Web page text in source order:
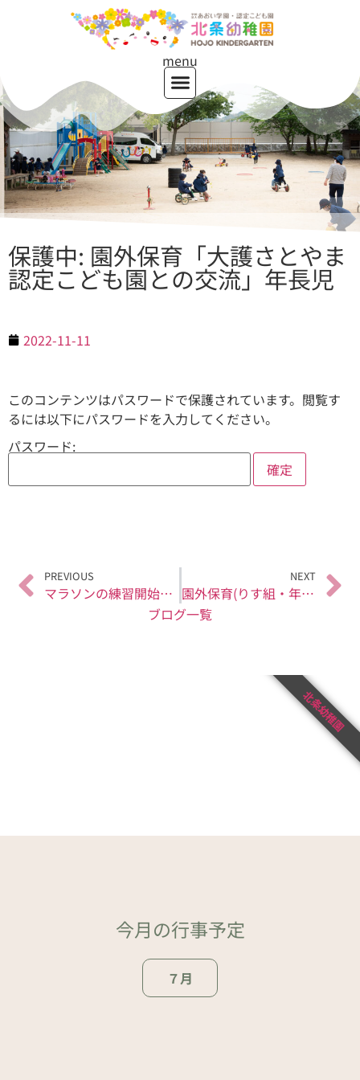
menu
保護中: 園外保育「大護さとやま
認定こども園との交流」年長児
2022-11-11
このコンテンツはパスワードで保護されています。閲覧す
るには以下にパスワードを入力してください。
パスワード:
PREVIOUS
マラソンの練習開始＆避難訓練
NEXT
園外保育(りす組・年少・年中児）東町浦公園
ブログ一覧
今月の行事予定
７月
北条幼稚園